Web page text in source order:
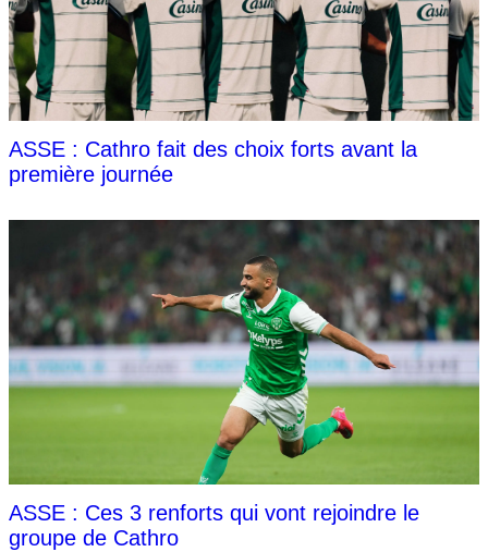
ASSE : Cathro fait des choix forts avant la
première journée
ASSE : Ces 3 renforts qui vont rejoindre le
groupe de Cathro